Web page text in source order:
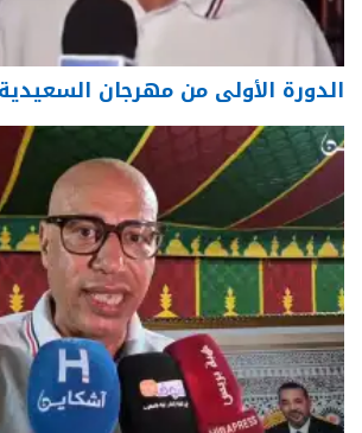
الدورة الأولى من مهرجان